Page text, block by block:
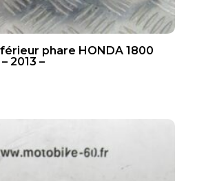
phare HONDA 1800
2013 –